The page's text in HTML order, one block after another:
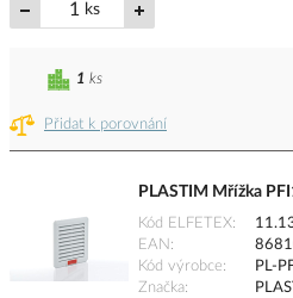
ks
Přidat k porovnání
1 ks
PLASTIM Mřížka
Kód ELFETEX
EAN
Kód výrobce
PL-
Značka